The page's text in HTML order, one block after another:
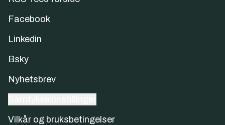
Facebook
Linkedin
Bsky
Nyhetsbrev
Vilkår og bruksbetingelser